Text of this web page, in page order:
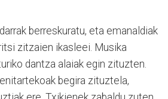
berreskuratu, eta emanaldiak
zitzaien ikasleei. Musika
dantza alaiak egin zituzten.
begira zituztela,